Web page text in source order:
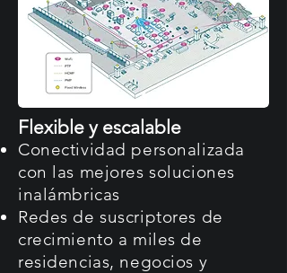
Flexible y escalable
Conectividad personalizada
con las mejores soluciones
inalámbricas
Redes de suscriptores de
crecimiento a miles de
residencias, negocios y